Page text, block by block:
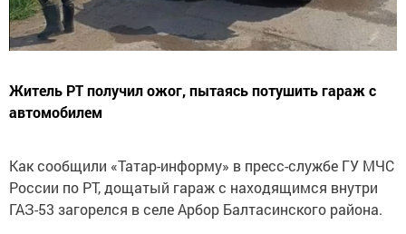
Житель РТ получил ожог, пытаясь потушить гараж с
автомобилем
Как сообщили «Татар-информу» в пресс-службе ГУ МЧС
России по РТ, дощатый гараж с находящимся внутри
ГАЗ-53 загорелся в селе Арбор Балтасинского района.